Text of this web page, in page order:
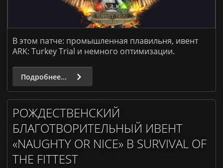
В этом патче: промышленная плавильня, ивент
ARK: Turkey Trial и немного оптимизации.
Подробнее...
РОЖДЕСТВЕНСКИЙ
БЛАГОТВОРИТЕЛЬНЫЙ ИВЕНТ
«NAUGHTY OR NICE» В SURVIVAL OF
THE FITTEST